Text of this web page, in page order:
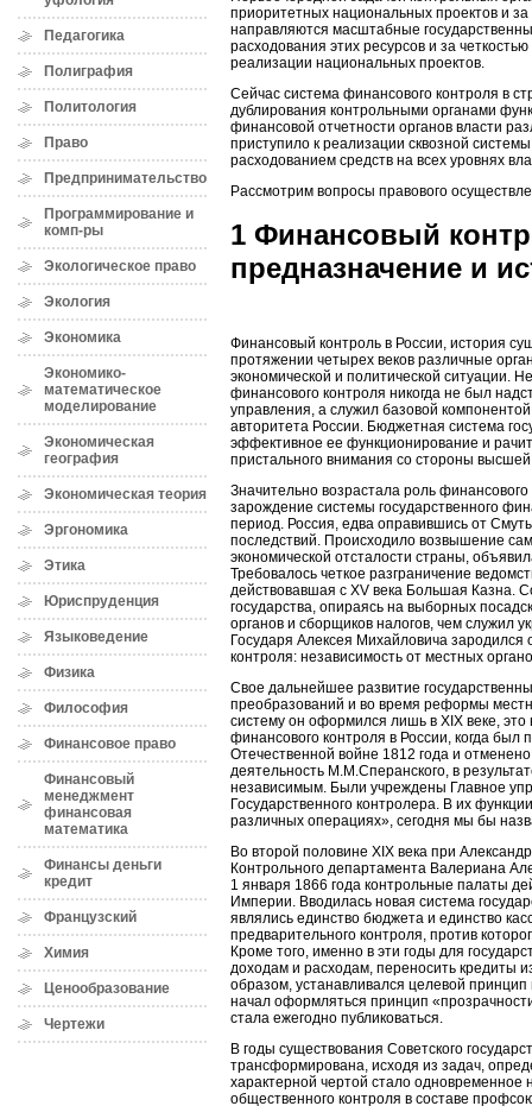
Педагогика
Полиграфия
Политология
Право
Предпринимательство
Программирование и
комп-ры
Экологическое право
Экология
Экономика
Экономико-
математическое
моделирование
Экономическая
география
Экономическая теория
Эргономика
Этика
Юриспруденция
Языковедение
Физика
Философия
Финансовое право
Финансовый
менеджмент
финансовая
математика
Финансы деньги
кредит
Французский
Химия
Ценообразование
Чертежи
приоритетных национальных проектов и
направляются масштабные
расходования этих ресурсов и за
реализации национальных проектов.
Сейчас система финансового контроля в
дублирования контрольными органами
финансовой отчетности органов власти
приступило к реализации сквозной
расходованием средств на всех уровнях
Рассмотрим вопросы правового
1 Финансовый
предназначение и
Финансовый контроль в России, история
протяжении четырех веков различные
экономической и политической ситуации.
финансового контроля никогда не был
управления, а служил базовой
авторитета России. Бюджетная система
эффективное ее функционирование и
пристального внимания со стороны высшей
Значительно возрастала роль
зарождение системы государственного
период. Россия, едва оправившись от
последствий. Происходило возвышение
экономической отсталости страны,
Требовалось четкое разграничение
действовавшая с XV века Большая Казна.
государства, опираясь на выборных
органов и сборщиков налогов, чем служил
Государя Алексея Михайловича зародился
контроля: независимость от местных
Свое дальнейшее развитие
преобразований и во время реформы
систему он оформился лишь в XIX веке,
финансового контроля в России, когда
Отечественной войне 1812 года и
деятельность М.М.Сперанского, в
независимым. Были учреждены Главное
Государственного контролера. В их
различных операциях», сегодня мы бы
Во второй половине XIX века при
Контрольного департамента Валериана
1 января 1866 года контрольные палаты
Империи. Вводилась новая система
являлись единство бюджета и единство
предварительного контроля, против
Кроме того, именно в эти годы для
доходам и расходам, переносить кредиты
образом, устанавливался целевой
начал оформляться принцип
стала ежегодно публиковаться.
В годы существования Советского
трансформирована, исходя из задач,
характерной чертой стало одновременное
общественного контроля в составе